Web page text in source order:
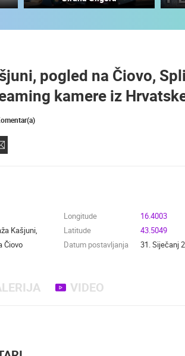
S WEBA GRADOVI I MJESTA HD - OKRETNE KAMERE
I PROMET ZNAMENITOSTI SVJETSKA BAŠTINA SPORT
pogled na Čiovo,
kamere iz
Kašjuni,
Čiovo
Longitude
16.4003
Latitude
43.5049
Datum postavljanja
31. Siječanj
VIDEO